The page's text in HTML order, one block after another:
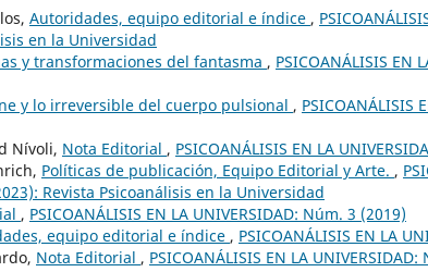
Autoridades, equipo editorial e índice ,
en la Universidad
y transformaciones del fantasma , PSICOANÁLISIS EN
y lo irreversible del cuerpo pulsional , PSICOANÁLISIS
Nívoli, Nota Editorial , PSICOANÁLISIS EN LA
Políticas de publicación, Equipo Editorial y Arte. ,
Revista Psicoanálisis en la Universidad
, PSICOANÁLISIS EN LA UNIVERSIDAD: Núm. 3 (2019)
equipo editorial e índice , PSICOANÁLISIS EN LA
Nota Editorial , PSICOANÁLISIS EN LA